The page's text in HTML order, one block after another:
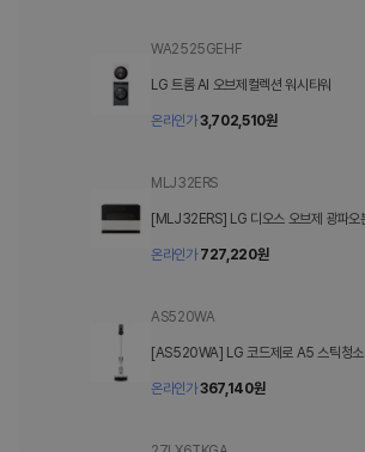
WA2525GEHF
LG 트롬 AI 오브제컬렉션 워시타워
온라인가3,702,510원
MLJ32ERS
[MLJ32ERS] LG 디오스 오브제 광파
온라인가 727,220원
AS520WA
[AS520WA] LG 코드제로 A5 스틱청소
온라인가367,140원